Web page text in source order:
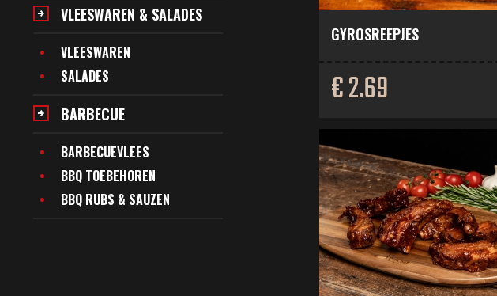
VLEESWAREN & SALADES
VLEESWAREN
SALADES
BARBECUE
BARBECUEVLEES
BBQ TOEBEHOREN
BBQ RUBS & SAUZEN
GYROSREEPJES
€ 2.69